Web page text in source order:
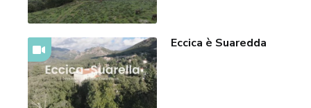
Eccica è Suaredda